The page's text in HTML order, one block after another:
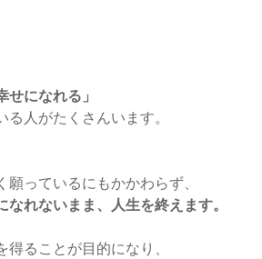
せになれる」
人がたくさんいます。
願っているにもかかわらず、
なれないまま、人生を終えます。
ることが目的になり、